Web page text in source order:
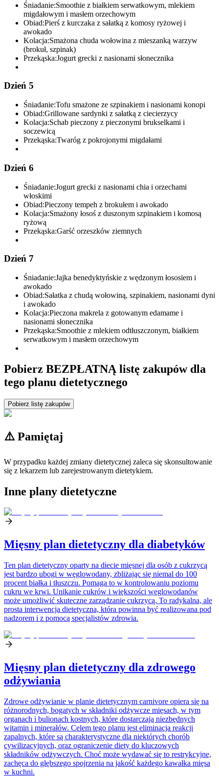
Śniadanie:Smoothie z białkiem serwatkowym, mlekiem
migdałowym i masłem orzechowym
Obiad:Pierś z kurczaka z sałatką z komosy ryżowej i
awokado
Kolacja:Smażona chuda wołowina z mieszanką warzyw
(brokuł, szpinak)
Przekąska:Jogurt grecki z nasionami słonecznika
Dzień 5
Śniadanie:Tofu smażone ze szpinakiem i nasionami konopi
Obiad:Grillowane sardynki z sałatką z ciecierzycy
Kolacja:Schab pieczony z pieczonymi brukselkami i
soczewicą
Przekąska:Twaróg z pokrojonymi migdałami
Dzień 6
Śniadanie:Jogurt grecki z nasionami chia i orzechami
włoskimi
Obiad:Pieczony tempeh z brokułem i awokado
Kolacja:Smażony łosoś z duszonym szpinakiem i komosą
ryżową
Przekąska:Garść orzeszków ziemnych
Dzień 7
Śniadanie:Jajka benedyktyńskie z wędzonym łososiem i
awokado
Obiad:Sałatka z chudą wołowiną, szpinakiem, nasionami dyni
i awokado
Kolacja:Pieczona makrela z gotowanym edamame i
nasionami słonecznika
Przekąska:Smoothie z mlekiem odtłuszczonym, białkiem
serwatkowym i masłem orzechowym
Pobierz BEZPŁATNĄ listę zakupów dla
tego planu dietetycznego
Pobierz listę zakupów
⚠️ Pamiętaj
W przypadku każdej zmiany dietetycznej zaleca się skonsultowanie
się z lekarzem lub zarejestrowanym dietetykiem.
Inne plany dietetyczne
Mięsny plan dietetyczny dla diabetyków
Ten plan dietetyczny oparty na diecie mięsnej dla osób z cukrzycą
jest bardzo ubogi w węglowodany, zbliżając się niemal do 100
procent białka i tłuszczu. Pomaga to w kontrolowaniu poziomu
cukru we krwi. Unikanie cukrów i większości węglowodanów
może umożliwić skuteczne zarządzanie cukrzycą. To radykalna, ale
prosta interwencja dietetyczna, która powinna być realizowana pod
nadzorem i z pomocą specjalistów zdrowia.
Mięsny plan dietetyczny dla zdrowego
odżywiania
Zdrowe odżywianie w planie dietetycznym carnivore opiera się na
różnorodnych, bogatych w składniki odżywcze mięsach, w tym
organach i bulionach kostnych, które dostarczają niezbędnych
witamin i minerałów. Celem tego planu jest eliminacja reakcji
zapalnych, które są charakterystyczne dla niektórych chorób
cywilizacyjnych, oraz ograniczenie diety do kluczowych
składników odżywczych. Choć może wydawać się to restrykcyjne,
zachęca do głębszego spojrzenia na jakość każdego kawałka mięsa
w kuchni.